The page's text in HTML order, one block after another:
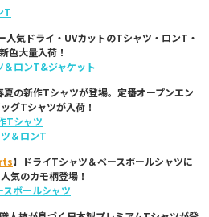
T
人気ドライ・UVカットのTシャツ・ロンT・
色大量入荷！
ロンT&ジャケット
夏の新作Tシャツが登場。定番オープンエン
グTシャツが入荷！
Tシャツ
＆ロンT
】ドライTシャツ＆ベースボールシャツに
気のカモ柄登場！
ボールシャツ